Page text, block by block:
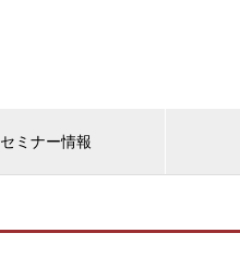
セミナー情報